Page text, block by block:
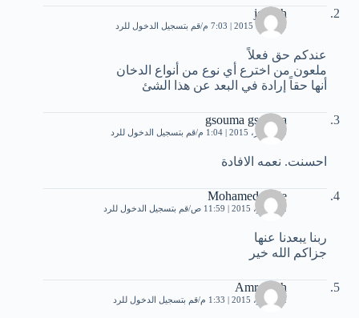
joseph
9 أكتوبر، 2015 | 7:03 م قم بتسجيل الدخول للرد
عندكم حق فعلاً
ملعون من اخترع أي نوع من أنواع الدخان
أنها حقاً إرادة في البعد عن هذا الشئ
gsouma gsouma
10 أكتوبر، 2015 | 1:04 م قم بتسجيل الدخول للرد
احسنت. نعمه الافادة
Mohamed rabie
2 نوفمبر، 2015 | 11:59 ص قم بتسجيل الدخول للرد
ربنا يبعدنا عنها
جزاكم الله خير
Amr salah
2 نوفمبر، 2015 | 1:33 م قم بتسجيل الدخول للرد